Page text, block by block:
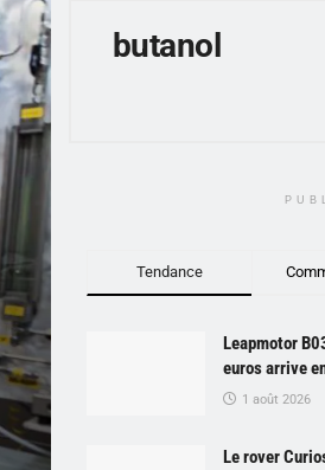
butanol
Tendance
Leapmotor
euros arrive
1 août 2026
Le rover